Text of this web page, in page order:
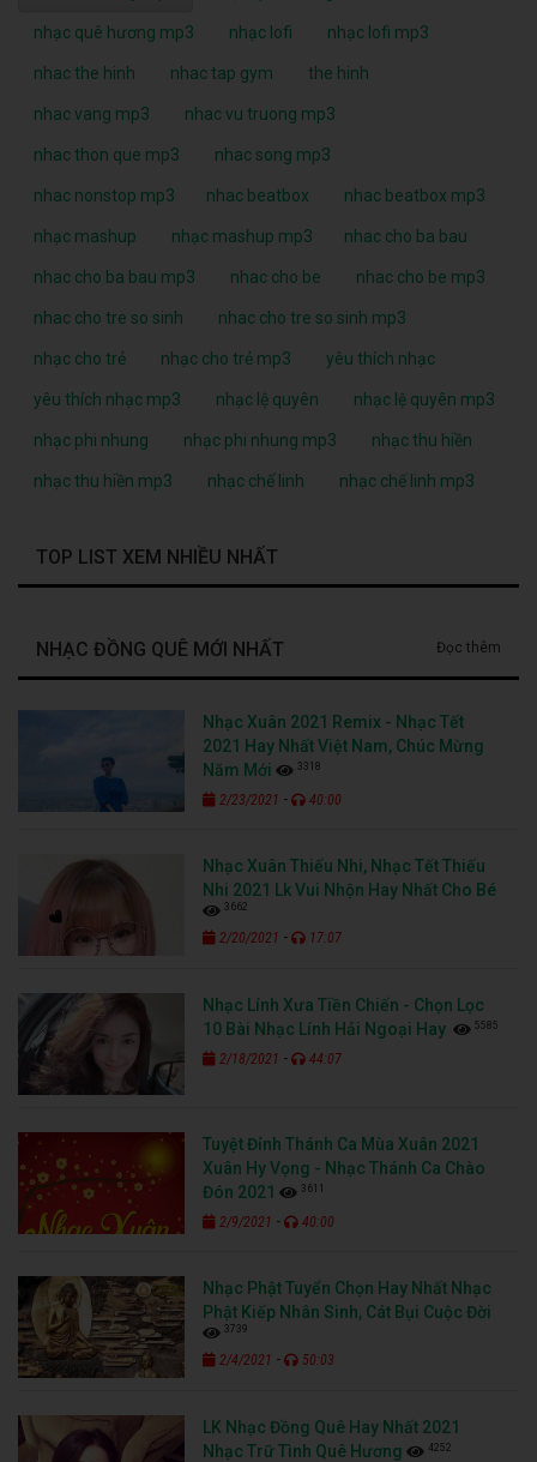
nhạc quê hương mp3 nhạc lofi nhạc lofi mp3
nhac the hinh nhac tap gym the hinh
nhac vang mp3 nhac vu truong mp3
nhac thon que mp3 nhac song mp3
nhac nonstop mp3 nhac beatbox nhac beatbox mp3
nhạc mashup nhạc mashup mp3 nhac cho ba bau
nhac cho ba bau mp3 nhac cho be nhac cho be mp3
nhac cho tre so sinh nhac cho tre so sinh mp3
nhạc cho trẻ nhạc cho trẻ mp3 yêu thích nhạc
yêu thích nhạc mp3 nhạc lệ quyên nhạc lệ quyên mp3
nhạc phi nhung nhạc phi nhung mp3 nhạc thu hiền
nhạc thu hiền mp3 nhạc chế linh nhạc chế linh mp3
TOP LIST XEM NHIỀU NHẤT
NHẠC ĐỒNG QUÊ MỚI NHẤT Đọc thêm
Nhạc Xuân 2021 Remix - Nhạc Tết
2021 Hay Nhất Việt Nam, Chúc Mừng
Năm Mới
3318
2/23/2021 - 40:00
Nhạc Xuân Thiếu Nhi, Nhạc Tết Thiếu
Nhi 2021 Lk Vui Nhộn Hay Nhất Cho Bé
3662
2/20/2021 - 17:07
Nhạc Lính Xưa Tiền Chiến - Chọn Lọc
10 Bài Nhạc Lính Hải Ngoại Hay
5585
2/18/2021 - 44:07
Tuyệt Đỉnh Thánh Ca Mùa Xuân 2021
Xuân Hy Vọng - Nhạc Thánh Ca Chào
Đón 2021
3611
2/9/2021 - 40:00
Nhạc Phật Tuyển Chọn Hay Nhất Nhạc
Phật Kiếp Nhân Sinh, Cát Bụi Cuộc Đời
3739
2/4/2021 - 50:03
LK Nhạc Đồng Quê Hay Nhất 2021
Nhạc Trữ Tình Quê Hương
4252